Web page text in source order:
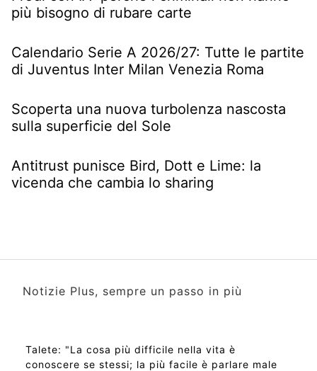
più bisogno di rubare carte
Calendario Serie A 2026/27: Tutte le partite
di Juventus Inter Milan Venezia Roma
Scoperta una nuova turbolenza nascosta
sulla superficie del Sole
Antitrust punisce Bird, Dott e Lime: la
vicenda che cambia lo sharing
Notizie Plus, sempre un passo in più
Talete: "La cosa più difficile nella vita è
conoscere se stessi; la più facile è parlare male